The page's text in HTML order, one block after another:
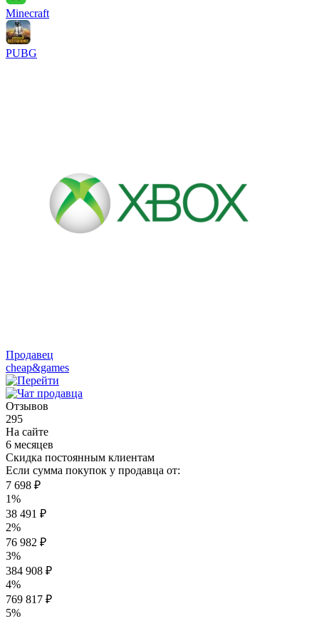
Minecraft
PUBG
Продавец
cheap&games
Отзывов
295
На сайте
6 месяцев
Скидка постоянным клиентам
Если сумма покупок у продавца от:
7 698 ₽
1%
38 491 ₽
2%
76 982 ₽
3%
384 908 ₽
4%
769 817 ₽
5%